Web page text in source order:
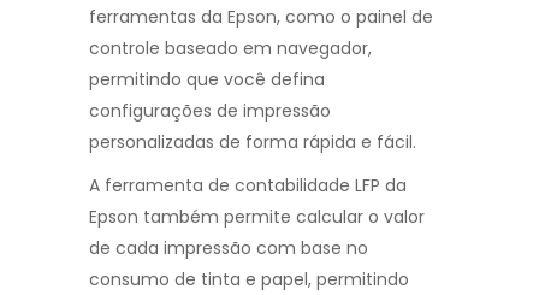
ferramentas da Epson, como o painel de
controle baseado em navegador,
permitindo que você defina
configurações de impressão
personalizadas de forma rápida e fácil.
A ferramenta de contabilidade LFP da
Epson também permite calcular o valor
de cada impressão com base no
consumo de tinta e papel, permitindo